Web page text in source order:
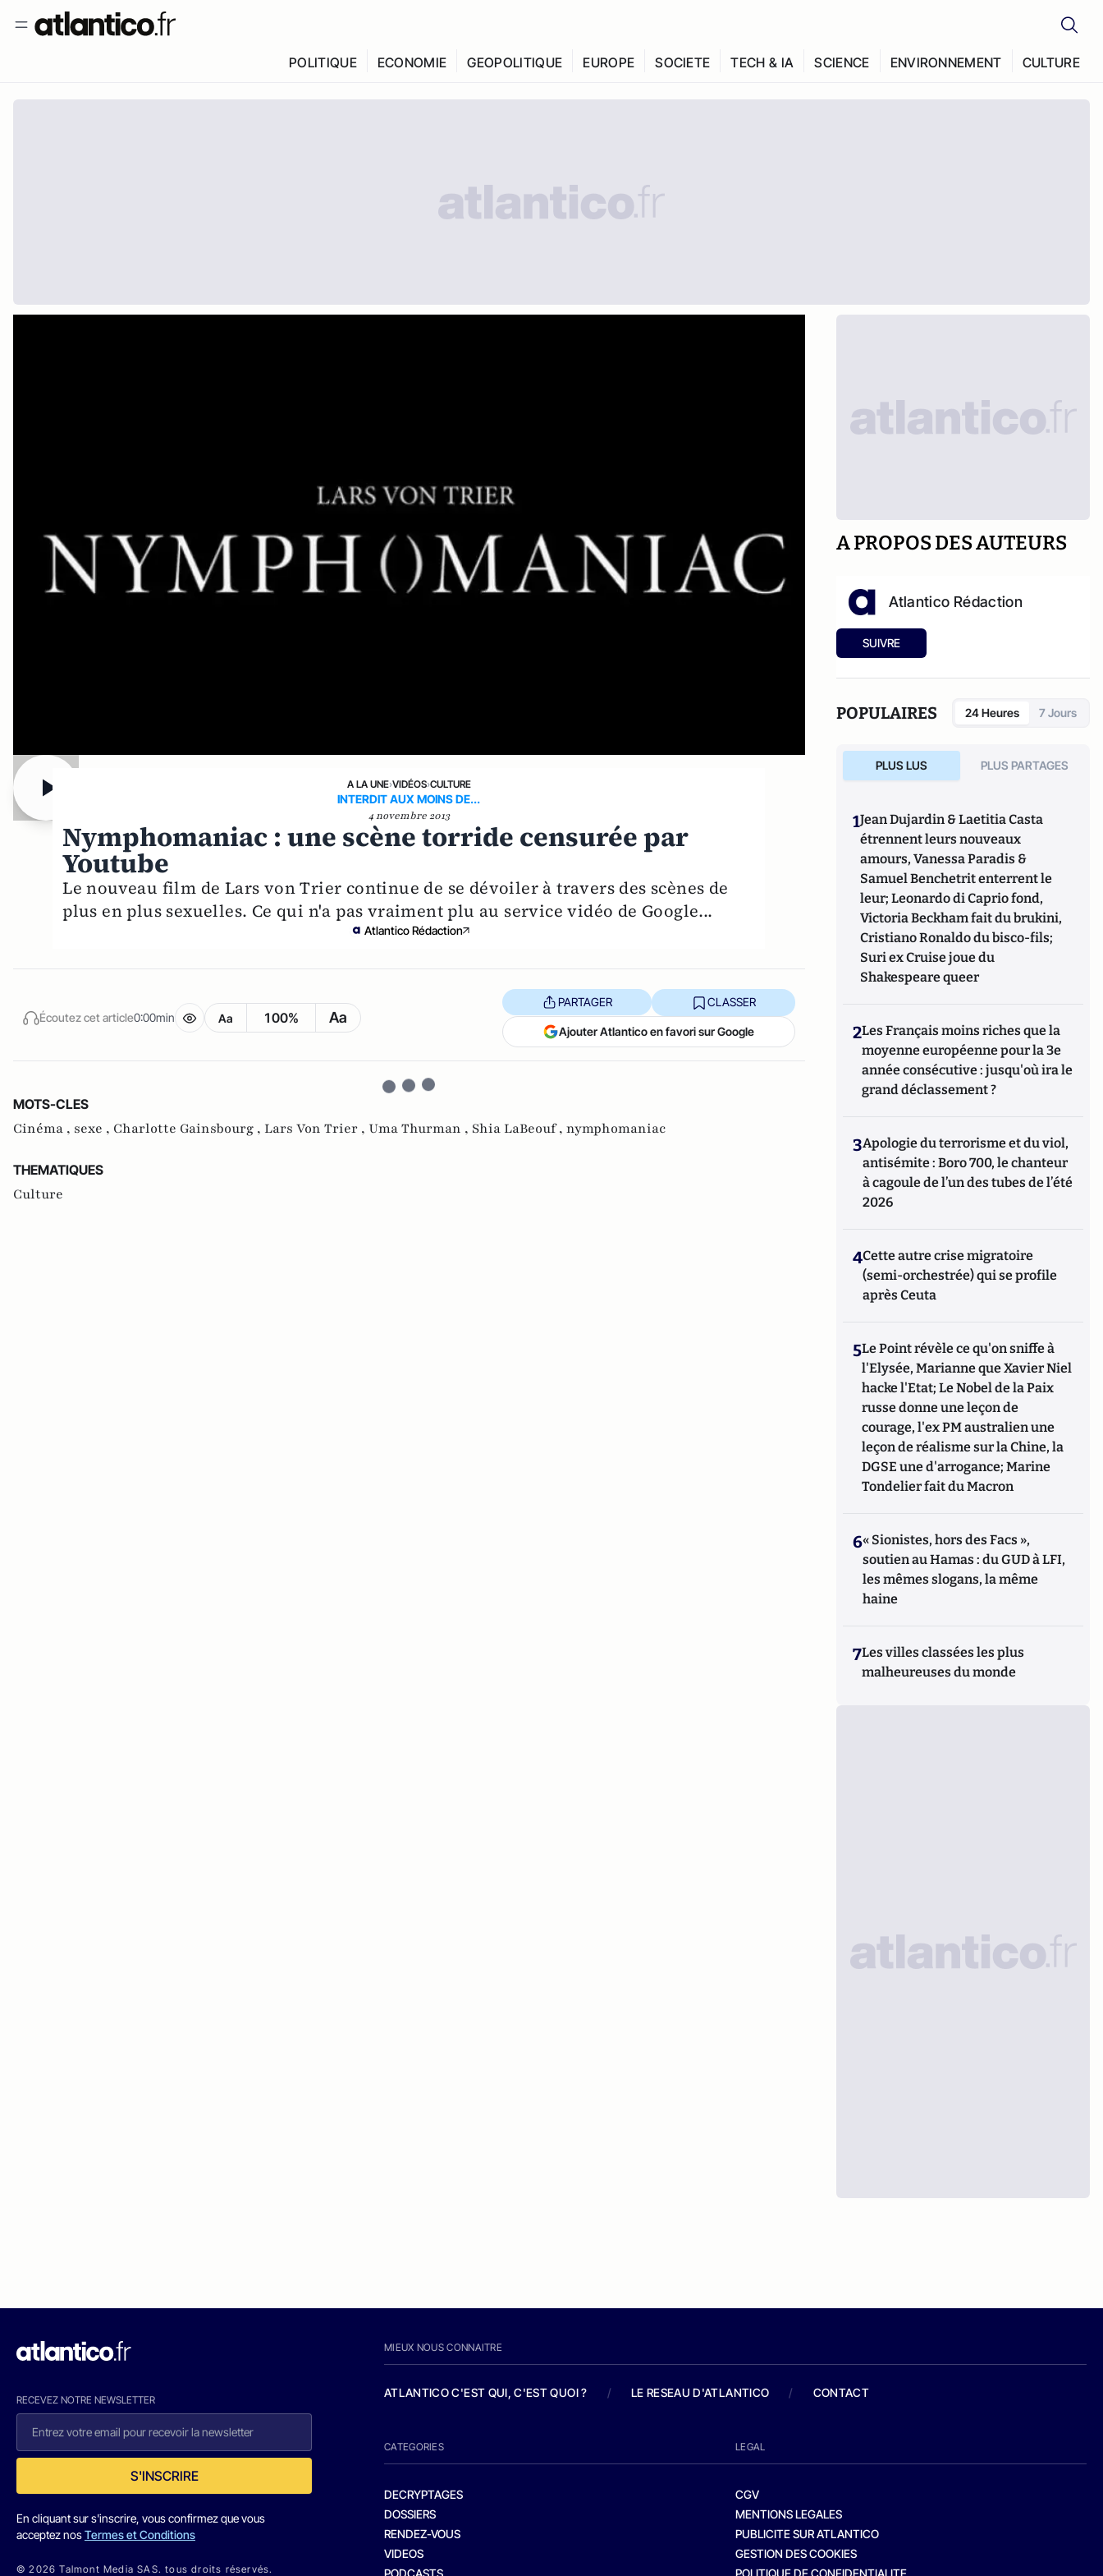
POLITIQUE ECONOMIE GEOPOLITIQUE EUROPE SOCIETE TECH & IA SCIENCE ENVIRONNEMENT CULTURE
A LA UNE›VIDÉOS›CULTURE
INTERDIT AUX MOINS DE...
4 novembre 2013
Nymphomaniac : une scène torride censurée par
Youtube
Le nouveau film de Lars von Trier continue de se dévoiler à travers des scènes de
plus en plus sexuelles. Ce qui n'a pas vraiment plu au service vidéo de Google...
Atlantico Rédaction
Écoutez cet article0:00min Aa 100% Aa
PARTAGER CLASSER
Ajouter Atlantico en favori sur Google
MOTS-CLES
Cinéma , sexe , Charlotte Gainsbourg , Lars Von Trier , Uma Thurman , Shia LaBeouf , nymphomaniac
THEMATIQUES
Culture
A PROPOS DES AUTEURS
Atlantico Rédaction
SUIVRE
POPULAIRES 24 Heures 7 Jours
PLUS LUS PLUS PARTAGES
1Jean Dujardin & Laetitia Casta
étrennent leurs nouveaux
amours, Vanessa Paradis &
Samuel Benchetrit enterrent le
leur; Leonardo di Caprio fond,
Victoria Beckham fait du brukini,
Cristiano Ronaldo du bisco-fils;
Suri ex Cruise joue du
Shakespeare queer
2Les Français moins riches que la
moyenne européenne pour la 3e
année consécutive : jusqu'où ira le
grand déclassement ?
3Apologie du terrorisme et du viol,
antisémite : Boro 700, le chanteur
à cagoule de l’un des tubes de l’été
2026
4Cette autre crise migratoire
(semi-orchestrée) qui se profile
après Ceuta
5Le Point révèle ce qu'on sniffe à
l'Elysée, Marianne que Xavier Niel
hacke l'Etat; Le Nobel de la Paix
russe donne une leçon de
courage, l'ex PM australien une
leçon de réalisme sur la Chine, la
DGSE une d'arrogance; Marine
Tondelier fait du Macron
6« Sionistes, hors des Facs »,
soutien au Hamas : du GUD à LFI,
les mêmes slogans, la même
haine
7Les villes classées les plus
malheureuses du monde
RECEVEZ NOTRE NEWSLETTER
S'INSCRIRE
En cliquant sur s'inscrire, vous confirmez que vous
acceptez nosTermes et Conditions
© 2026 Talmont Media SAS. tous droits réservés.
MIEUX NOUS CONNAITRE
ATLANTICO C'EST QUI, C'EST QUOI ? / LE RESEAU D'ATLANTICO / CONTACT
CATEGORIES
DECRYPTAGES
DOSSIERS
RENDEZ-VOUS
VIDEOS
PODCASTS
LEGAL
CGV
MENTIONS LEGALES
PUBLICITE SUR ATLANTICO
GESTION DES COOKIES
POLITIQUE DE CONFIDENTIALITE